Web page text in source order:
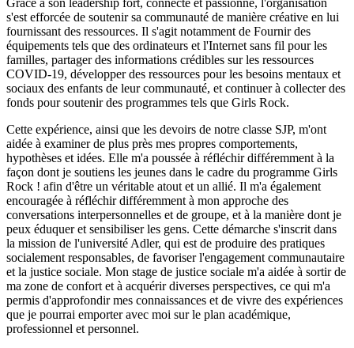
Grâce à son leadership fort, connecté et passionné, l'organisation
s'est efforcée de soutenir sa communauté de manière créative en lui
fournissant des ressources. Il s'agit notamment de Fournir des
équipements tels que des ordinateurs et l'Internet sans fil pour les
familles, partager des informations crédibles sur les ressources
COVID-19, développer des ressources pour les besoins mentaux et
sociaux des enfants de leur communauté, et continuer à collecter des
fonds pour soutenir des programmes tels que Girls Rock.
Cette expérience, ainsi que les devoirs de notre classe SJP, m'ont
aidée à examiner de plus près mes propres comportements,
hypothèses et idées. Elle m'a poussée à réfléchir différemment à la
façon dont je soutiens les jeunes dans le cadre du programme Girls
Rock ! afin d'être un véritable atout et un allié. Il m'a également
encouragée à réfléchir différemment à mon approche des
conversations interpersonnelles et de groupe, et à la manière dont je
peux éduquer et sensibiliser les gens. Cette démarche s'inscrit dans
la mission de l'université Adler, qui est de produire des pratiques
socialement responsables, de favoriser l'engagement communautaire
et la justice sociale. Mon stage de justice sociale m'a aidée à sortir de
ma zone de confort et à acquérir diverses perspectives, ce qui m'a
permis d'approfondir mes connaissances et de vivre des expériences
que je pourrai emporter avec moi sur le plan académique,
professionnel et personnel.